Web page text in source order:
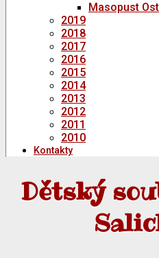
Masopust
2019
2018
2017
2016
2015
2014
2013
2012
2011
2010
Kontakty
Dětský